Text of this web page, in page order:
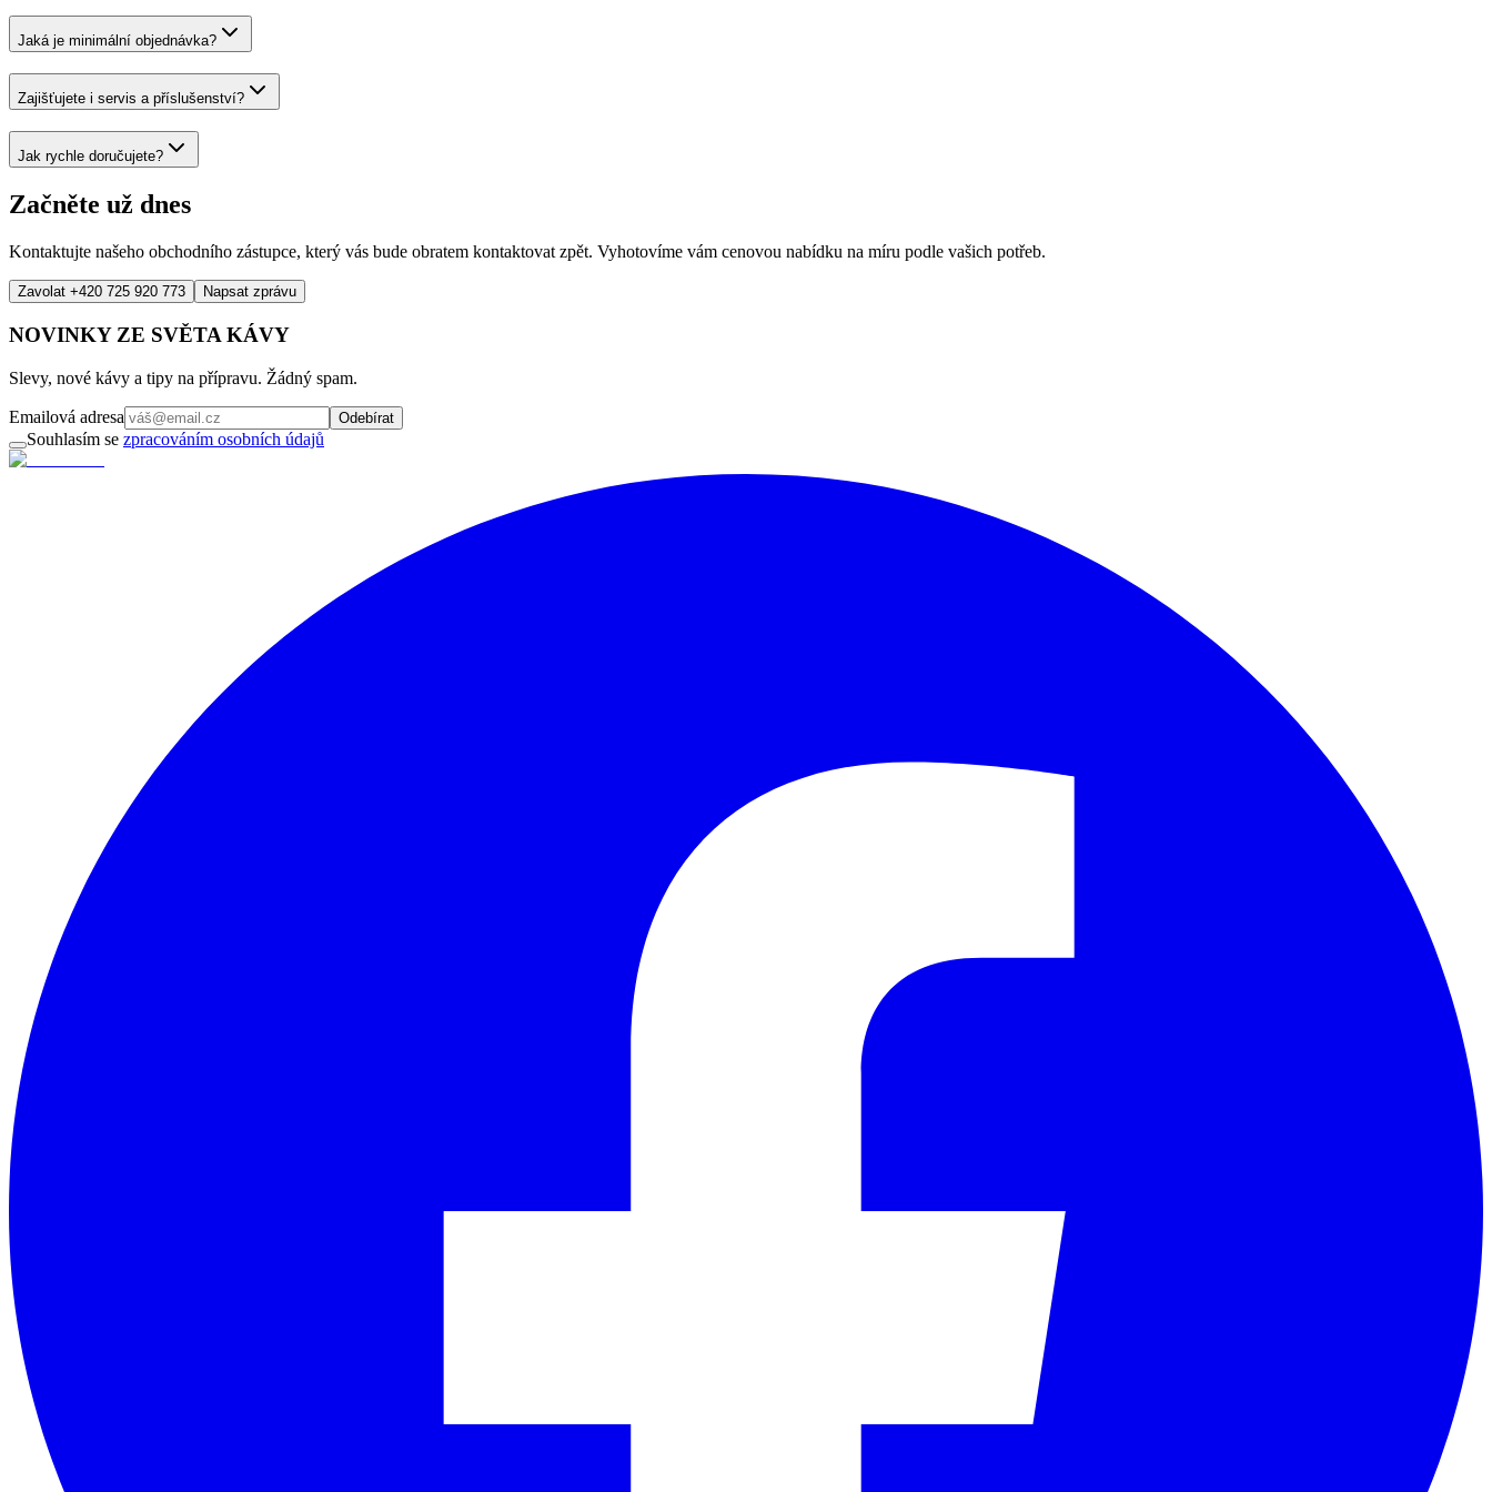
Jaká je minimální objednávka?
Zajišťujete i servis a příslušenství?
Jak rychle doručujete?
Začněte už dnes
Kontaktujte našeho obchodního zástupce, který vás bude obratem kontaktovat zpět. Vyhotovíme vám cenovou nabídku na míru podle vašich potřeb.
Zavolat +420 725 920 773 Napsat zprávu
NOVINKY ZE SVĚTA KÁVY
Slevy, nové kávy a tipy na přípravu. Žádný spam.
Emailová adresa Odebírat
Souhlasím se zpracováním osobních údajů